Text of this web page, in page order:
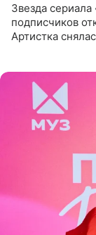
Звезда
подписчиков
Артистка